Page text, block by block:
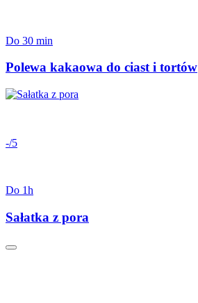
Do 30 min
Polewa kakaowa do ciast i tortów
-/5
Do 1h
Sałatka z pora